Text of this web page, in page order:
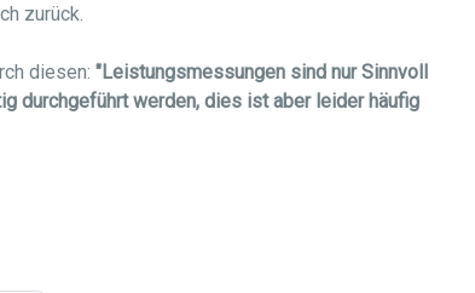
zurück.
diesen: "Leistungsmessungen sind nur Sinnvoll
durchgeführt werden, dies ist aber leider häufig